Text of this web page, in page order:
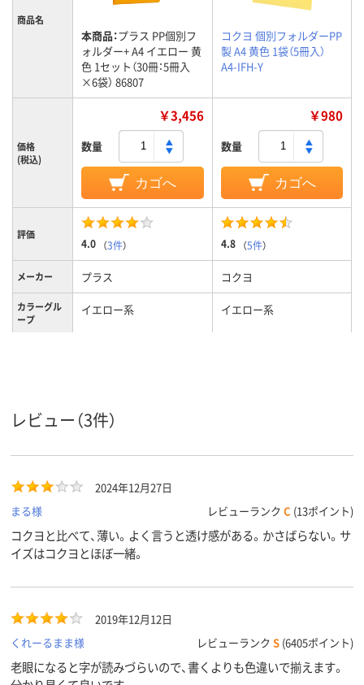
商品名
本商品：プラス PP個別フ
ォルダー+ A4 イエロー 黄
色 1セット（30冊：5冊入
×6袋） 86807
コクヨ 個別フォルダーPP
製 A4 黄色 1袋（5冊入）
A4-IFH-Y
価格
(税込)
￥3,456
数量
カゴへ
￥980
数量
カゴへ
評価
4.0 （3件） 4.8 （5件）
メーカー プラス コクヨ
カラーグル
ープ
イエロー系 イエロー系
レビュー（3件）
2024年12月27日
まる様
レビューランク C (13ポイント)
コクヨと比べて、薄い。よく言うと透け感がある。かさばらない。サ
イズはコクヨとほぼ一緒。
2019年12月12日
くれーるまま様
レビューランク S (6405ポイント)
老眼になると字が読みづらいので、書くよりも色違いで揃えます。